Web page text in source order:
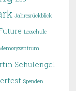
Jahresrückblick
Leoschule
Schulengel
Spenden